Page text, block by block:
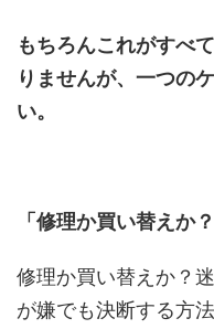
もちろんこれがすべ
りませんが、一つの
い。
「修理か買い替えか
修理か買い替えか？
が嫌でも決断する方